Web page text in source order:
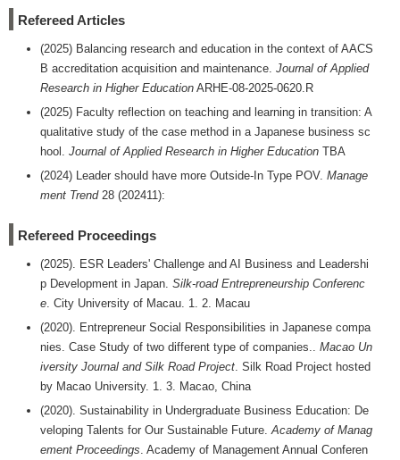
Refereed Articles
(2025) Balancing research and education in the context of AACS
B accreditation acquisition and maintenance. Journal of Applied
Research in Higher Education ARHE-08-2025-0620.R
(2025) Faculty reflection on teaching and learning in transition: A
qualitative study of the case method in a Japanese business sc
hool. Journal of Applied Research in Higher Education TBA
(2024) Leader should have more Outside-In Type POV. Manage
ment Trend28 (202411):
Refereed Proceedings
(2025). ESR Leaders' Challenge and AI Business and Leadershi
p Development in Japan. Silk-road Entrepreneurship Conferenc
e. City University of Macau. 1. 2. Macau
(2020). Entrepreneur Social Responsibilities in Japanese compa
nies. Case Study of two different type of companies.. Macao Un
iversity Journal and Silk Road Project. Silk Road Project hosted
by Macao University. 1. 3. Macao, China
(2020). Sustainability in Undergraduate Business Education: De
veloping Talents for Our Sustainable Future.Academy of Manag
ement Proceedings. Academy of Management Annual Conferen